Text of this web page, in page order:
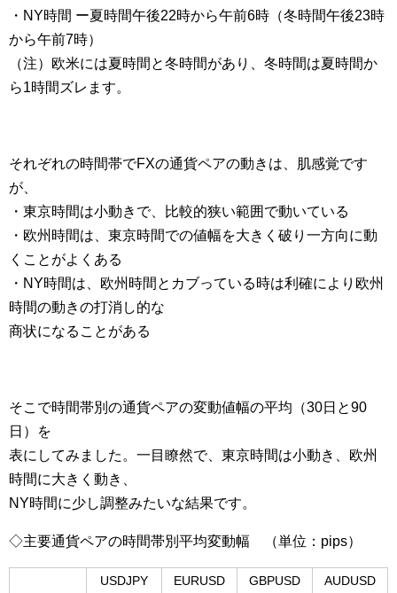
・NY時間 ー夏時間午後22時から午前6時（冬時間午後23時
から午前7時）
（注）欧米には夏時間と冬時間があり、冬時間は夏時間か
ら1時間ズレます。
それぞれの時間帯でFXの通貨ペアの動きは、肌感覚です
が、
・東京時間は小動きで、比較的狭い範囲で動いている
・欧州時間は、東京時間での値幅を大きく破り一方向に動
くことがよくある
・NY時間は、欧州時間とカブっている時は利確により欧州
時間の動きの打消し的な
商状になることがある
そこで時間帯別の通貨ペアの変動値幅の平均（30日と90
日）を
表にしてみました。一目瞭然で、東京時間は小動き、欧州
時間に大きく動き、
NY時間に少し調整みたいな結果です。
◇主要通貨ペアの時間帯別平均変動幅 （単位：pips）
USDJPY
EURUSD
GBPUSD
AUDUSD